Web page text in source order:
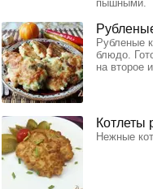
пышными.
Рубленые
блюдо.
на второе
Котлеты
Нежные